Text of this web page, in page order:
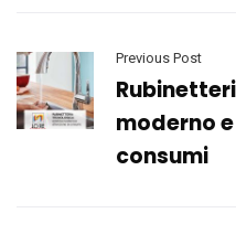
Previous Post
moderno
consumi